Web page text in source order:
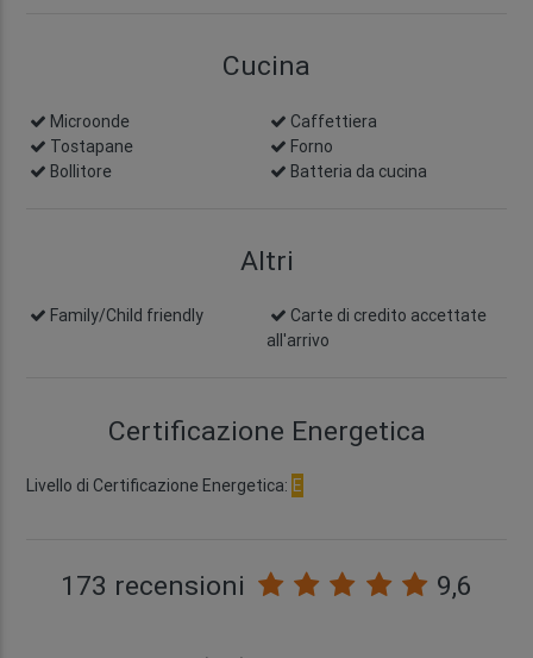
Cucina
Microonde
Caffettiera
Tostapane
Forno
Bollitore
Batteria da cucina
Altri
Family/Child friendly
Carte di credito accettate
all'arrivo
Certificazione Energetica
Livello di Certificazione Energetica: E
173 recensioni 9,6